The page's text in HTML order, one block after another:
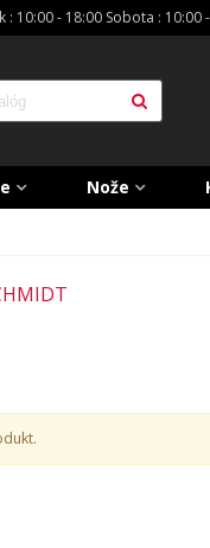
: 10:00 - 18:00 Sobota : 10:00
Nože